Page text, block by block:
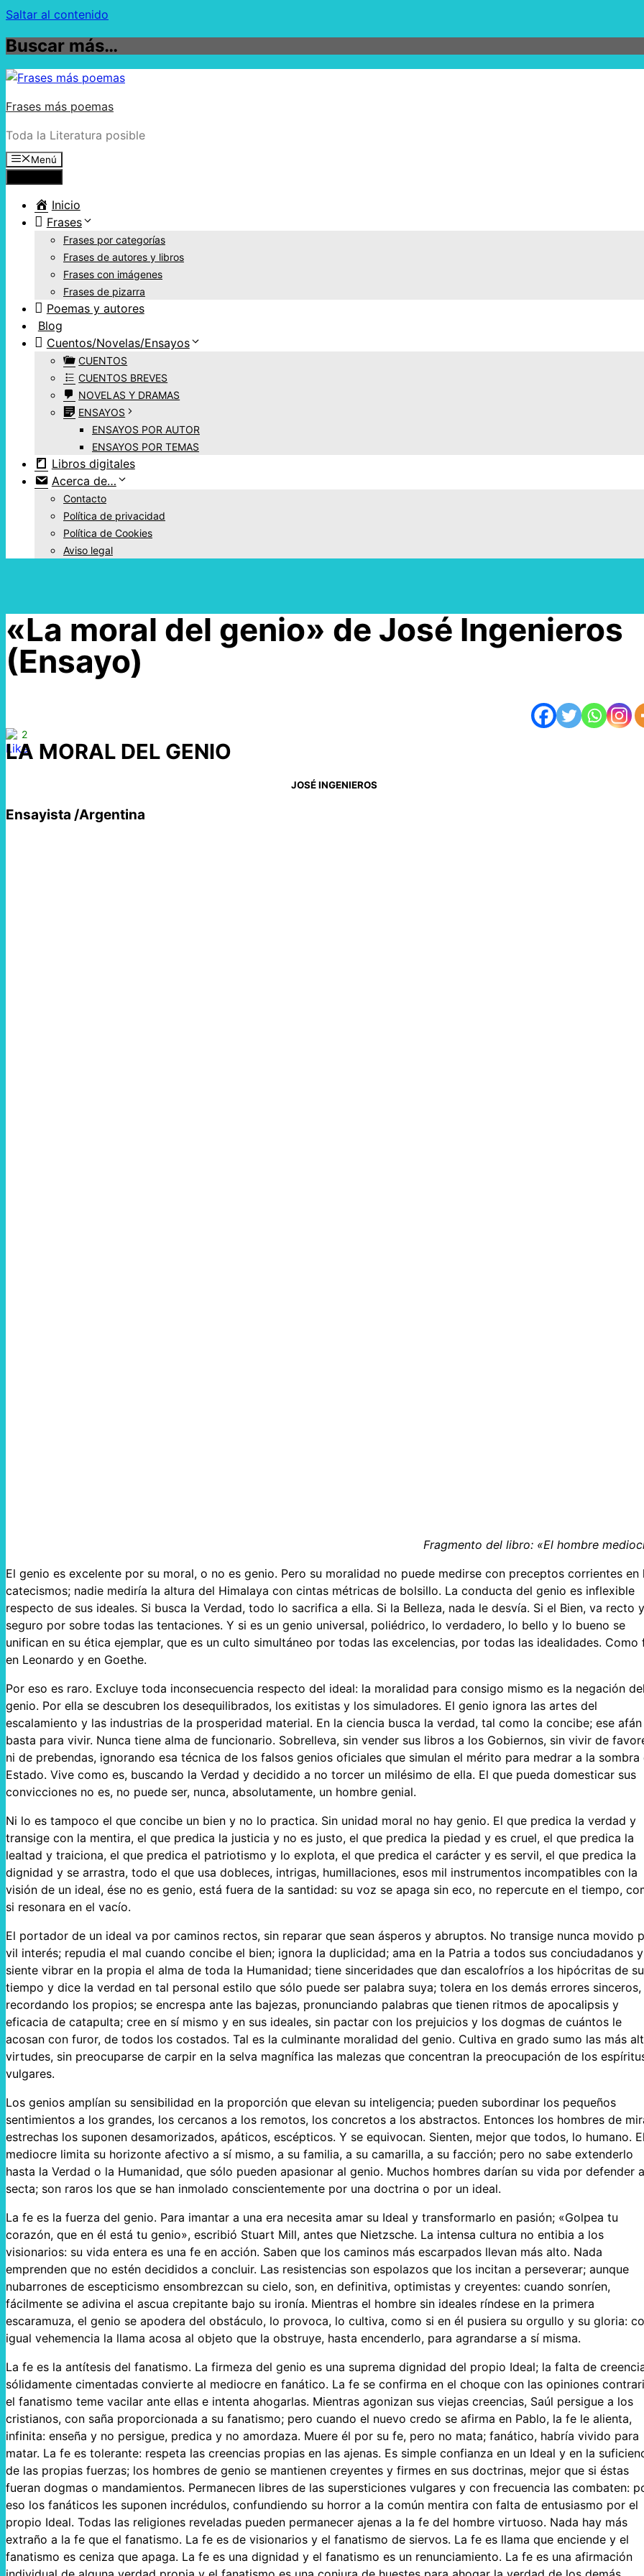
Saltar al contenido
Buscar más…
Frases más poemas
Toda la Literatura posible
Menú
Inicio
Frases
Frases por categorías
Frases de autores y libros
Frases con imágenes
Frases de pizarra
Poemas y autores
Blog
Cuentos/Novelas/Ensayos
CUENTOS
CUENTOS BREVES
NOVELAS Y DRAMAS
ENSAYOS
ENSAYOS POR AUTOR
ENSAYOS POR TEMAS
Libros digitales
Acerca de…
Contacto
Política de privacidad
Política de Cookies
Aviso legal
«La moral del genio» de José Ingenieros
(Ensayo)
2
LA MORAL DEL GENIO
JOSÉ INGENIEROS
Ensayista /Argentina
Fragmento del libro: «El hombre
El genio es excelente por su moral, o no es genio. Pero su moralidad no puede medirse con preceptos corrientes en
catecismos; nadie mediría la altura del Himalaya con cintas métricas de bolsillo. La conducta del genio es inflexible
respecto de sus ideales. Si busca la Verdad, todo lo sacrifica a ella. Si la Belleza, nada le desvía. Si el Bien, va recto y
seguro por sobre todas las tentaciones. Y si es un genio universal, poliédrico, lo verdadero, lo bello y lo bueno se
unifican en su ética ejemplar, que es un culto simultáneo por todas las excelencias, por todas las idealidades. Como
en Leonardo y en Goethe.
Por eso es raro. Excluye toda inconsecuencia respecto del ideal: la moralidad para consigo mismo es la negación del
genio. Por ella se descubren los desequilibrados, los exitistas y los simuladores. El genio ignora las artes del
escalamiento y las industrias de la prosperidad material. En la ciencia busca la verdad, tal como la concibe; ese
basta para vivir. Nunca tiene alma de funcionario. Sobrelleva, sin vender sus libros a los Gobiernos, sin vivir de
ni de prebendas, ignorando esa técnica de los falsos genios oficiales que simulan el mérito para medrar a la sombra
Estado. Vive como es, buscando la Verdad y decidido a no torcer un milésimo de ella. El que pueda domesticar sus
convicciones no es, no puede ser, nunca, absolutamente, un hombre genial.
Ni lo es tampoco el que concibe un bien y no lo practica. Sin unidad moral no hay genio. El que predica la verdad y
transige con la mentira, el que predica la justicia y no es justo, el que predica la piedad y es cruel, el que predica la
lealtad y traiciona, el que predica el patriotismo y lo explota, el que predica el carácter y es servil, el que predica la
dignidad y se arrastra, todo el que usa dobleces, intrigas, humillaciones, esos mil instrumentos incompatibles con la
visión de un ideal, ése no es genio, está fuera de la santidad: su voz se apaga sin eco, no repercute en el tiempo,
si resonara en el vacío.
El portador de un ideal va por caminos rectos, sin reparar que sean ásperos y abruptos. No transige nunca movido
vil interés; repudia el mal cuando concibe el bien; ignora la duplicidad; ama en la Patria a todos sus conciudadanos y
siente vibrar en la propia el alma de toda la Humanidad; tiene sinceridades que dan escalofríos a los hipócritas de su
tiempo y dice la verdad en tal personal estilo que sólo puede ser palabra suya; tolera en los demás errores sinceros,
recordando los propios; se encrespa ante las bajezas, pronunciando palabras que tienen ritmos de apocalipsis y
eficacia de catapulta; cree en sí mismo y en sus ideales, sin pactar con los prejuicios y los dogmas de cuántos le
acosan con furor, de todos los costados. Tal es la culminante moralidad del genio. Cultiva en grado sumo las más
virtudes, sin preocuparse de carpir en la selva magnífica las malezas que concentran la preocupación de los
vulgares.
Los genios amplían su sensibilidad en la proporción que elevan su inteligencia; pueden subordinar los pequeños
sentimientos a los grandes, los cercanos a los remotos, los concretos a los abstractos. Entonces los hombres de
estrechas los suponen desamorizados, apáticos, escépticos. Y se equivocan. Sienten, mejor que todos, lo humano. El
mediocre limita su horizonte afectivo a sí mismo, a su familia, a su camarilla, a su facción; pero no sabe extenderlo
hasta la Verdad o la Humanidad, que sólo pueden apasionar al genio. Muchos hombres darían su vida por defender
secta; son raros los que se han inmolado conscientemente por una doctrina o por un ideal.
La fe es la fuerza del genio. Para imantar a una era necesita amar su Ideal y transformarlo en pasión; «Golpea tu
corazón, que en él está tu genio», escribió Stuart Mill, antes que Nietzsche. La intensa cultura no entibia a los
visionarios: su vida entera es una fe en acción. Saben que los caminos más escarpados llevan más alto. Nada
emprenden que no estén decididos a concluir. Las resistencias son espolazos que los incitan a perseverar; aunque
nubarrones de escepticismo ensombrezcan su cielo, son, en definitiva, optimistas y creyentes: cuando sonríen,
fácilmente se adivina el ascua crepitante bajo su ironía. Mientras el hombre sin ideales ríndese en la primera
escaramuza, el genio se apodera del obstáculo, lo provoca, lo cultiva, como si en él pusiera su orgullo y su gloria:
igual vehemencia la llama acosa al objeto que la obstruye, hasta encenderlo, para agrandarse a sí misma.
La fe es la antítesis del fanatismo. La firmeza del genio es una suprema dignidad del propio Ideal; la falta de
sólidamente cimentadas convierte al mediocre en fanático. La fe se confirma en el choque con las opiniones
el fanatismo teme vacilar ante ellas e intenta ahogarlas. Mientras agonizan sus viejas creencias, Saúl persigue a los
cristianos, con saña proporcionada a su fanatismo; pero cuando el nuevo credo se afirma en Pablo, la fe le alienta,
infinita: enseña y no persigue, predica y no amordaza. Muere él por su fe, pero no mata; fanático, habría vivido para
matar. La fe es tolerante: respeta las creencias propias en las ajenas. Es simple confianza en un Ideal y en la
de las propias fuerzas; los hombres de genio se mantienen creyentes y firmes en sus doctrinas, mejor que si éstas
fueran dogmas o mandamientos. Permanecen libres de las supersticiones vulgares y con frecuencia las combaten:
eso los fanáticos les suponen incrédulos, confundiendo su horror a la común mentira con falta de entusiasmo por el
propio Ideal. Todas las religiones reveladas pueden permanecer ajenas a la fe del hombre virtuoso. Nada hay más
extraño a la fe que el fanatismo. La fe es de visionarios y el fanatismo de siervos. La fe es llama que enciende y el
fanatismo es ceniza que apaga. La fe es una dignidad y el fanatismo es un renunciamiento. La fe es una afirmación